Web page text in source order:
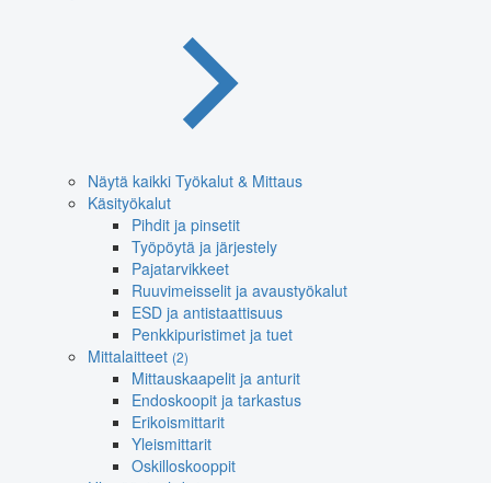
Näytä kaikki Työkalut & Mittaus
Käsityökalut
Pihdit ja pinsetit
Työpöytä ja järjestely
Pajatarvikkeet
Ruuvimeisselit ja avaustyökalut
ESD ja antistaattisuus
Penkkipuristimet ja tuet
Mittalaitteet (2)
Mittauskaapelit ja anturit
Endoskoopit ja tarkastus
Erikoismittarit
Yleismittarit
Oskilloskooppit